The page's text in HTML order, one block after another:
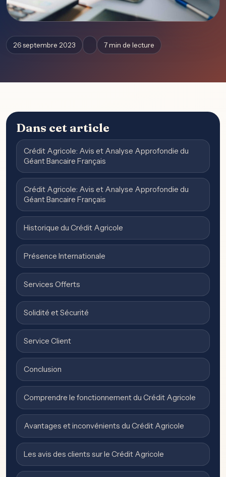
26 septembre 2023 7 min de lecture
Dans cet article
Crédit Agricole: Avis et Analyse Approfondie du
Géant Bancaire Français
Crédit Agricole: Avis et Analyse Approfondie du
Géant Bancaire Français
Historique du Crédit Agricole
Présence Internationale
Services Offerts
Solidité et Sécurité
Service Client
Conclusion
Comprendre le fonctionnement du Crédit Agricole
Avantages et inconvénients du Crédit Agricole
Les avis des clients sur le Crédit Agricole